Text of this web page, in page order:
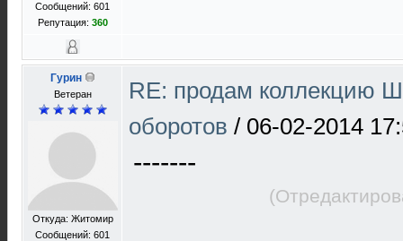
Сообщений: 601
Репутация: 360
Гурин
Ветеран
Откуда: Житомир
Сообщений: 601
RE: продам коллекцию
оборотов / 06-02-2014
-------